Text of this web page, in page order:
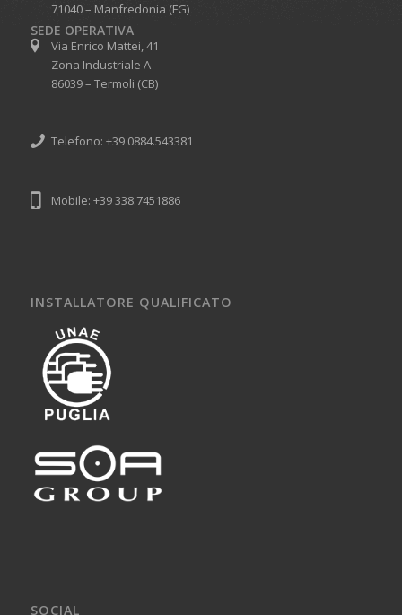
71040 – Manfredonia (FG)
SEDE OPERATIVA
Via Enrico Mattei, 41
Zona Industriale A
86039 – Termoli (CB)
Telefono: +39 0884.543381
Mobile: +39 338.7451886
INSTALLATORE QUALIFICATO
SOCIAL